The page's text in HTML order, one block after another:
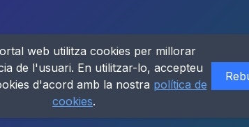
web utilitza cookies per millorar
de l'usuari. En utilitzar-lo, accepteu
d'acord amb la nostra política de
cookies.